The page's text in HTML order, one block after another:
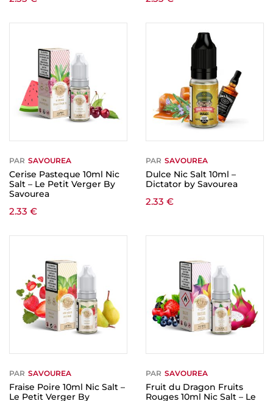
PAR SAVOUREA
Cerise Pasteque 10ml Nic
Salt – Le Petit Verger By
Savourea
2.33 €
PAR SAVOUREA
Dulce Nic Salt 10ml –
Dictator by Savourea
2.33 €
PAR SAVOUREA
Fraise Poire 10ml Nic Salt –
Le Petit Verger By
PAR SAVOUREA
Fruit du Dragon Fruits
Rouges 10ml Nic Salt – Le